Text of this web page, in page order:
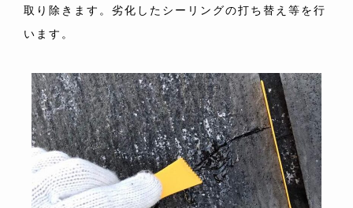
取り除きます。劣化したシーリングの打ち替え等を行
います。